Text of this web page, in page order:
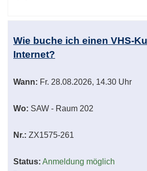
Wie buche ich einen VHS-
Internet?
Wann: Fr. 28.08.2026, 14.30 Uhr
Wo: SAW - Raum 202
Nr.: ZX1575-261
Status: Anmeldung möglich